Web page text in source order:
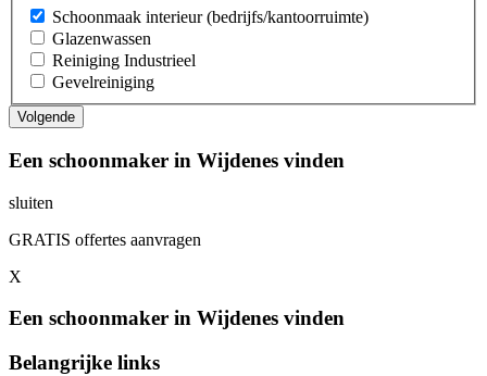
Schoonmaak interieur (bedrijfs/kantoorruimte)
Glazenwassen
Reiniging Industrieel
Gevelreiniging
Een schoonmaker in Wijdenes vinden
sluiten
GRATIS offertes aanvragen
X
Een schoonmaker in Wijdenes vinden
Belangrijke links